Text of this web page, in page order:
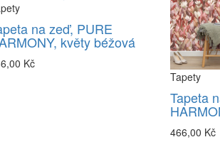
na zeď, PURE
květy béžová
Kč
Tapety
Tapeta
466,00 Kč